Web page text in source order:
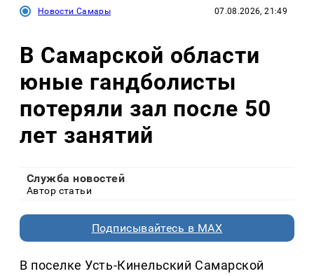
Новости Самары 07.08.2026, 21:49
В Самарской области
юные гандболисты
потеряли зал после 50
лет занятий
Служба новостей
Автор статьи
Подписывайтесь в MAX
В поселке Усть-Кинельский Самарской